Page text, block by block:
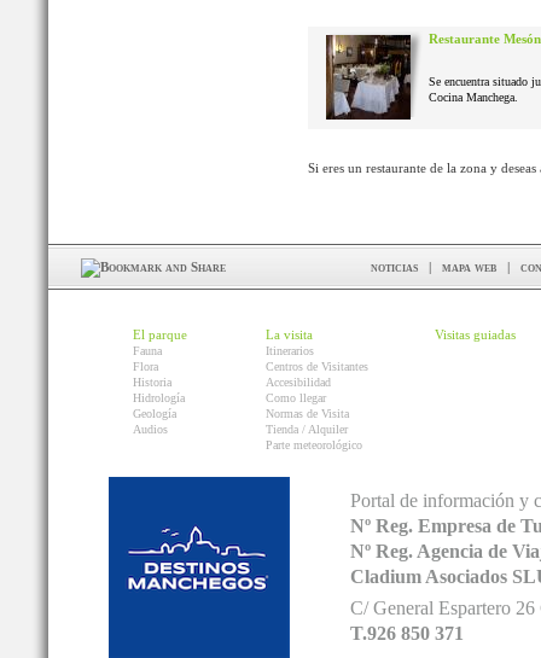
Restaurante
Se encuentra situado
Cocina Manchega.
Si eres un restaurante de la zona y
noticias | mapa web |
El parque
Fauna
Flora
Historia
Hidrología
Geología
Audios
La visita
Itinerarios
Centros de Visitantes
Accesibilidad
Como llegar
Normas de Visita
Tienda / Alquiler
Parte meteorológico
Visitas guiadas
Portal de información y
Nº Reg. Empresa de
Nº Reg. Agencia de
Cladium Asociados
C/ General Espartero
T.926 850 371